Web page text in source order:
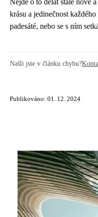
Nejde o to dělat stále nové
krásu a jedinečnost
padesáté, nebo se s ním
Našli jste v článku chybu?
Publikováno: 01. 12. 2024